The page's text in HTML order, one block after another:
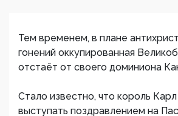
Тем временем, в плане
гонений оккупированная
отстаёт от своего доминиона
Стало известно, что король
выступать поздравлением на